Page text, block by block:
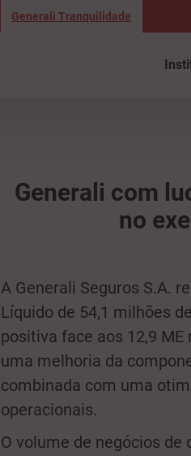
Generali Tranquilidade
Generali com
no
A Generali Seguros S.A.
Líquido de 54,1 milhões
positiva face aos 12,9
uma melhoria da
combinada com uma
operacionais.
O volume de negócios de